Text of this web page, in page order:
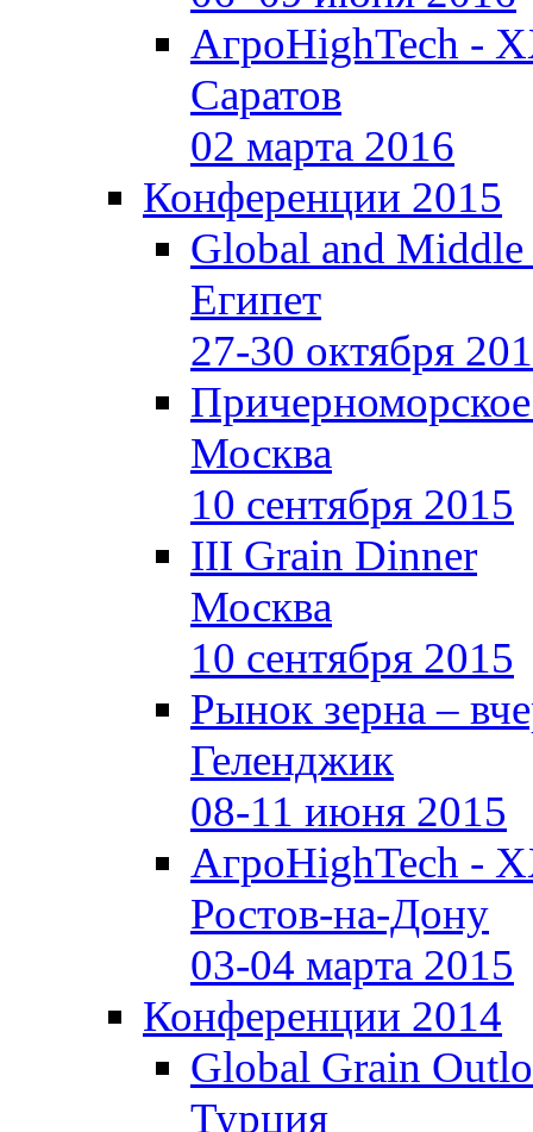
АгроHighTech -
Саратов
02 марта 2016
Конференции 2015
Global and
Египет
27-30 октября
Москва
10 сентября 2015
III Grain Dinner
Москва
10 сентября 2015
Рынок зерна –
Геленджик
08-11 июня 2015
АгроHighTech -
Ростов-на-Дону
03-04 марта 2015
Конференции 2014
Global Grain
Турция